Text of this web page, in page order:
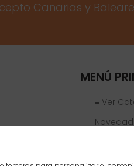
Canarias y
MENÚ
≡ Ver